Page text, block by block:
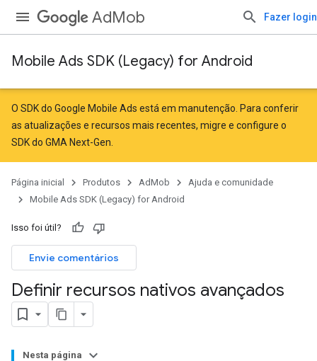
AdMob Fazer login
Mobile Ads SDK (Legacy) for Android
O SDK do Google Mobile Ads está em manutenção. Para conferir
as atualizações e recursos mais recentes, migre e configure o
SDK do GMA Next-Gen
Página inicial Produtos AdMob
Ajuda e comunidade
Mobile Ads SDK (Legacy) for Android
Isso foi útil?
Envie comentários
Definir recursos nativos avançados
Nesta página